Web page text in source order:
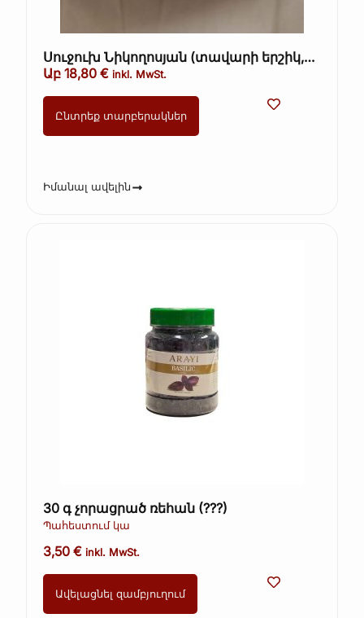
Սուջուխ Նիկողոսյան (տավարի երշիկ,
սխտորով երշիկ) ամբողջական 36€/1կգ
Աբ 18,80€ inkl. MwSt.
Ընտրեք տարբերակներ
Իմանալ ավելին
30 գ չորացրած ռեհան (???)
Պահեստում կա
3,50€ inkl. MwSt.
Ավելացնել զամբյուղում